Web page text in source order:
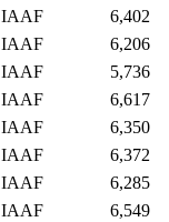
IAAF
6,402
IAAF
6,206
IAAF
5,736
IAAF
6,617
IAAF
6,350
IAAF
6,372
IAAF
6,285
IAAF
6,549